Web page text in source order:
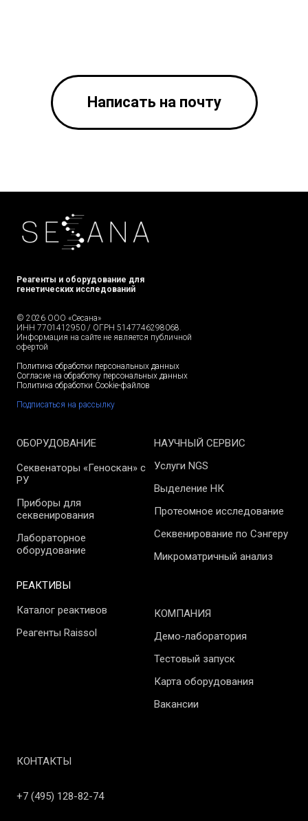
Написать на почту
Реагенты и оборудование для
генетических исследований
© 2026 ООО «Сесана»
ИНН 7701412950 / ОГРН 5147746298068.
Информация на сайте не является публичной
офертой
Политика обработки персональных данных
Согласие на обработку персональных данных
Политика обработки Cookie-файлов
Подписаться на рассылку
ОБОРУДОВАНИЕ
Секвенаторы «Геноскан» с
РУ
Приборы для
секвенирования
Лабораторное
оборудование
РЕАКТИВЫ
Каталог реактивов
Реагенты Raissol
НАУЧНЫЙ СЕРВИС
Услуги NGS
Выделение НК
Протеомное исследование
Секвенирование по Сэнгеру
Микроматричный анализ
КОМПАНИЯ
Демо-лаборатория
Тестовый запуск
Карта оборудования
Вакансии
КОНТАКТЫ
+7 (495) 128-82-74